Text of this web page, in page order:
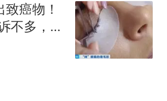
癌物！
不多，店
”